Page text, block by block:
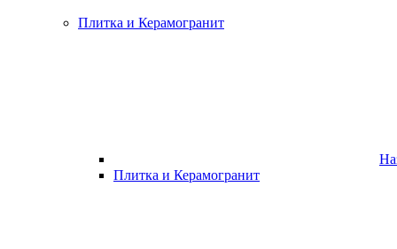
Плитка и Керамогранит
Плитка и Керамогранит